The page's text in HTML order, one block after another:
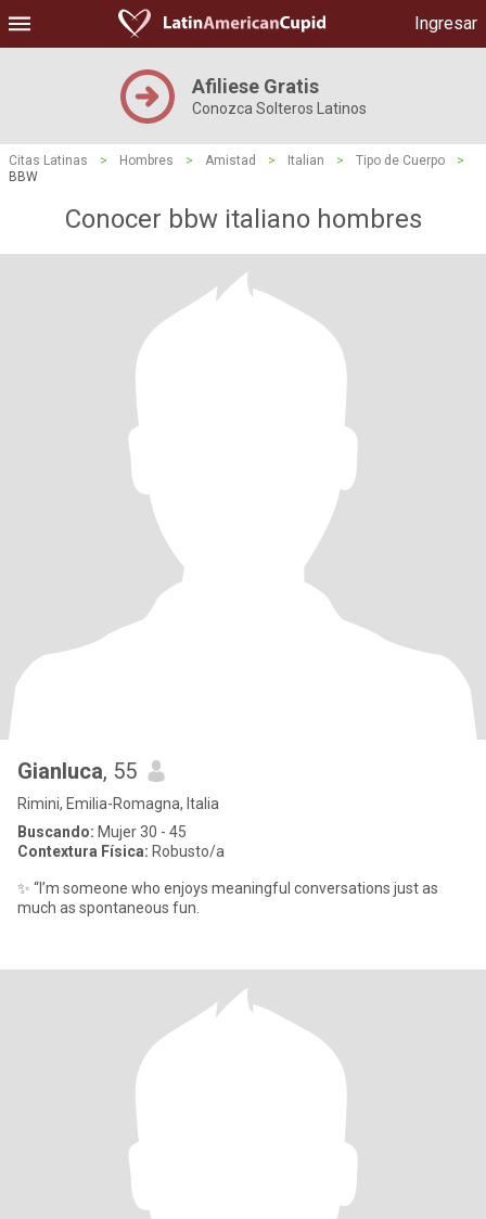
Ingresar
Afiliese Gratis
Conozca Solteros Latinos
Citas Latinas > Hombres > Amistad > Italian > Tipo de Cuerpo
>
BBW
Conocer bbw italiano hombres
Gianluca, 55
Rimini, Emilia-Romagna, Italia
Buscando: Mujer 30 - 45
Contextura Física: Robusto/a
✨ “I’m someone who enjoys meaningful conversations just as
much as spontaneous fun.